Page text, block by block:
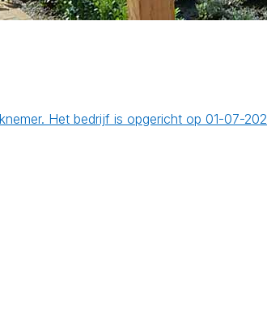
Het bedrijf is opgericht op 01-07-